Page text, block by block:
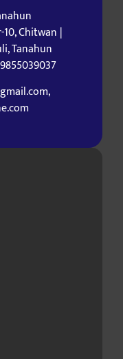
Chitwan |
Tanahun